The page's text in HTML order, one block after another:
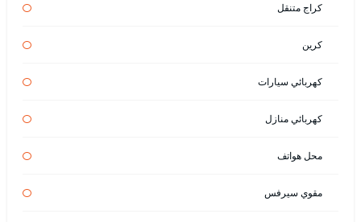
كراج متنقل
كرين
كهربائي سيارات
كهربائي منازل
محل هواتف
مقوي سيرفس